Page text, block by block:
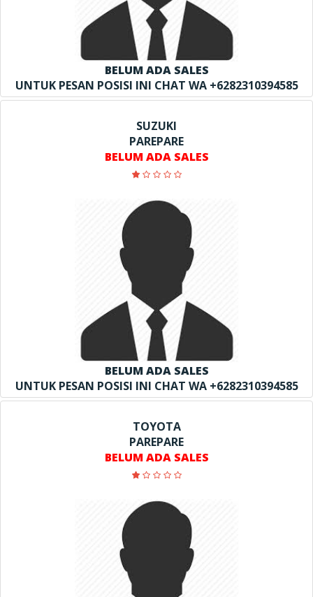
BELUM ADA SALES
UNTUK PESAN POSISI INI CHAT WA +6282310394585
SUZUKI
PAREPARE
BELUM ADA SALES
BELUM ADA SALES
UNTUK PESAN POSISI INI CHAT WA +6282310394585
TOYOTA
PAREPARE
BELUM ADA SALES